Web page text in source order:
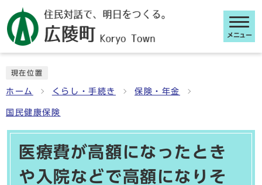
メニュー
現在位置
ホーム くらし・手続き 保険・年金
国民健康保険
医療費が高額になったとき
や入院などで高額になりそ